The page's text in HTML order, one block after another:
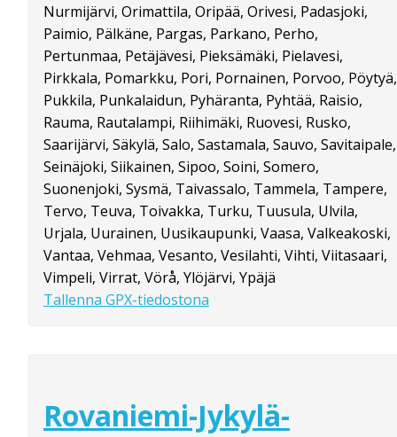
Nurmijärvi, Orimattila, Oripää, Orivesi, Padasjoki,
Paimio, Pälkäne, Pargas, Parkano, Perho,
Pertunmaa, Petäjävesi, Pieksämäki, Pielavesi,
Pirkkala, Pomarkku, Pori, Pornainen, Porvoo, Pöytyä,
Pukkila, Punkalaidun, Pyhäranta, Pyhtää, Raisio,
Rauma, Rautalampi, Riihimäki, Ruovesi, Rusko,
Saarijärvi, Säkylä, Salo, Sastamala, Sauvo, Savitaipale,
Seinäjoki, Siikainen, Sipoo, Soini, Somero,
Suonenjoki, Sysmä, Taivassalo, Tammela, Tampere,
Tervo, Teuva, Toivakka, Turku, Tuusula, Ulvila,
Urjala, Uurainen, Uusikaupunki, Vaasa, Valkeakoski,
Vantaa, Vehmaa, Vesanto, Vesilahti, Vihti, Viitasaari,
Vimpeli, Virrat, Vörå, Ylöjärvi, Ypäjä
Tallenna GPX-tiedostona
Rovaniemi-Jykylä-